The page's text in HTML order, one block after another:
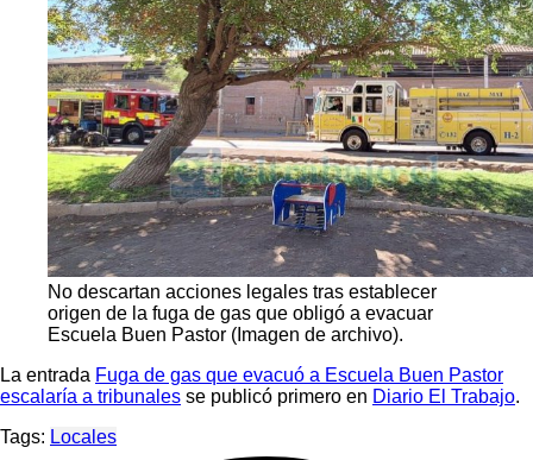
No descartan acciones legales tras establecer
origen de la fuga de gas que obligó a evacuar
Escuela Buen Pastor (Imagen de archivo).
La entrada Fuga de gas que evacuó a Escuela Buen Pastor
escalaría a tribunales se publicó primero en Diario El Trabajo.
Tags: Locales